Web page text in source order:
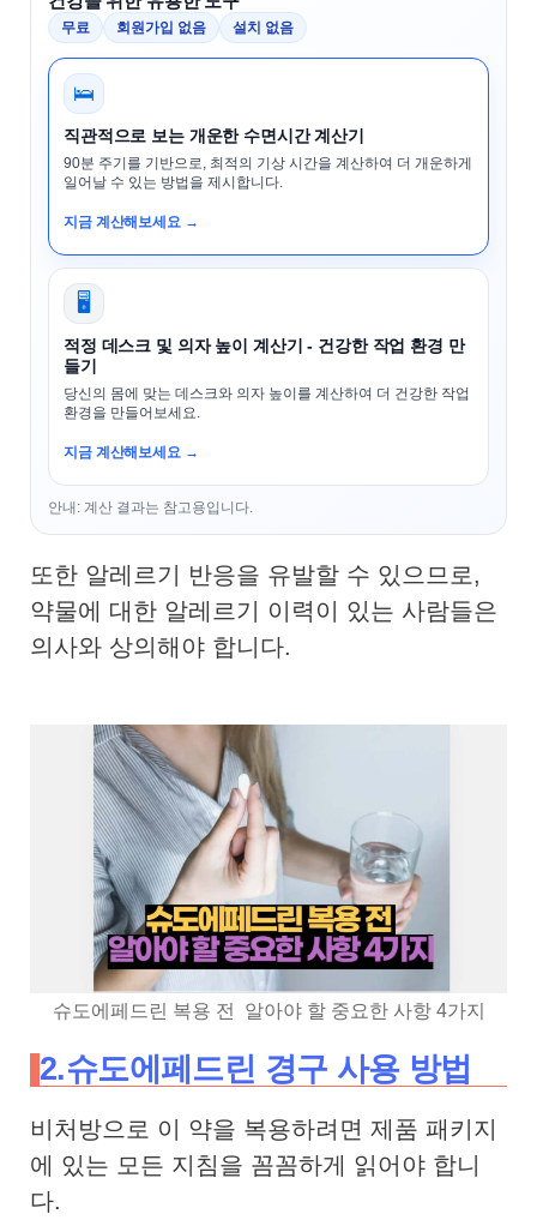
무료 회원가입 없음 설치 없음
🛌
직관적으로 보는 개운한 수면시간 계산기
90분 주기를 기반으로, 최적의 기상 시간을 계산하여 더 개운하게
일어날 수 있는 방법을 제시합니다.
지금 계산해보세요 →
🖥️
적정 데스크 및 의자 높이 계산기 - 건강한 작업 환경 만
들기
당신의 몸에 맞는 데스크와 의자 높이를 계산하여 더 건강한 작업
환경을 만들어보세요.
지금 계산해보세요 →
안내: 계산 결과는 참고용입니다.
또한 알레르기 반응을 유발할 수 있으므로,
약물에 대한 알레르기 이력이 있는 사람들은
의사와 상의해야 합니다.
슈도에페드린 복용 전 알아야 할 중요한 사항 4가지
2.슈도에페드린 경구 사용 방법
비처방으로 이 약을 복용하려면 제품 패키지
에 있는 모든 지침을 꼼꼼하게 읽어야 합니
다.